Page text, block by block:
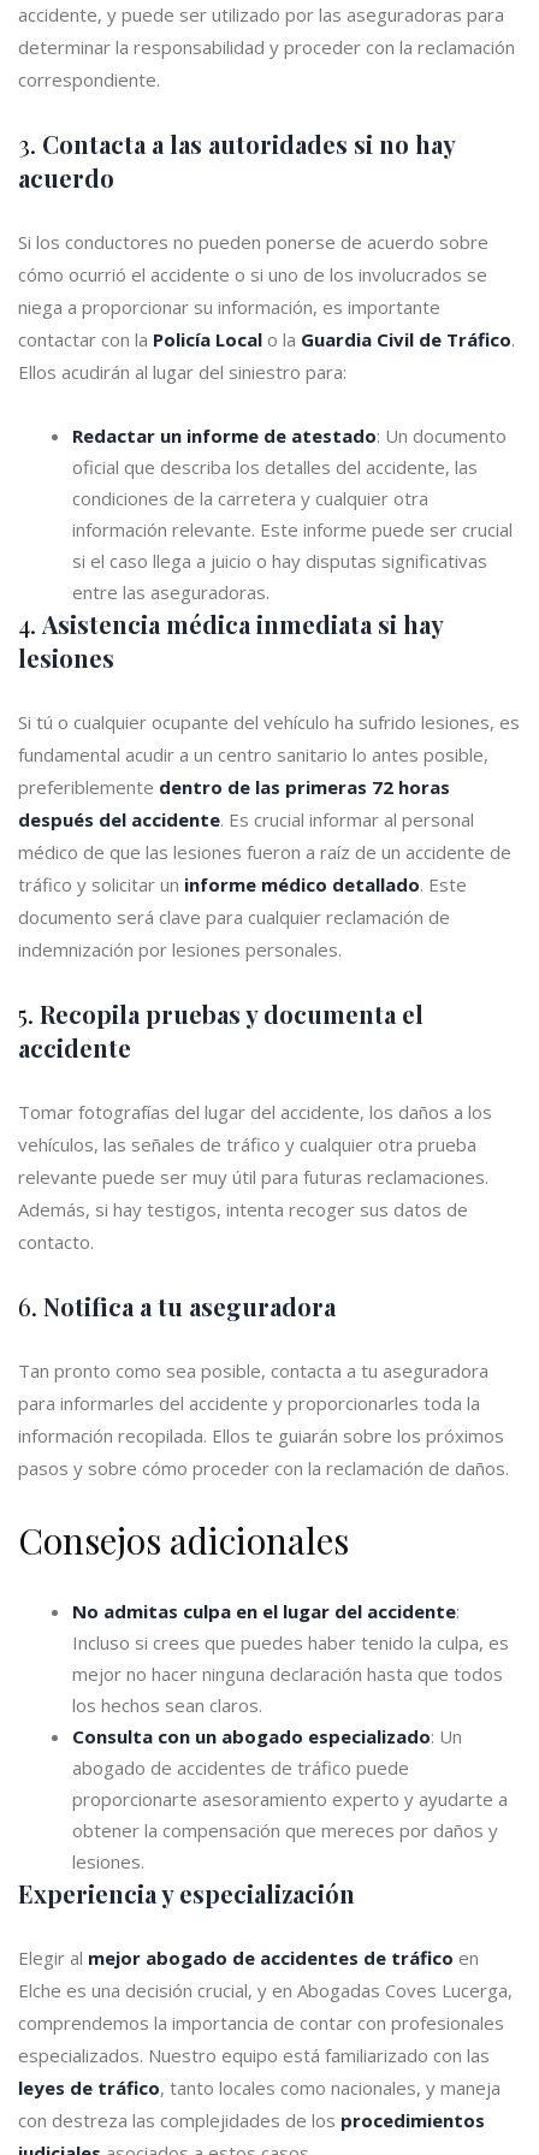
accidente, y puede ser utilizado por las aseguradoras para
determinar la responsabilidad y proceder con la reclamación
correspondiente.
3. Contacta a las autoridades si no hay
acuerdo
Si los conductores no pueden ponerse de acuerdo sobre
cómo ocurrió el accidente o si uno de los involucrados se
niega a proporcionar su información, es importante
contactar con la Policía Local o la Guardia Civil de Tráfico.
Ellos acudirán al lugar del siniestro para:
Redactar un informe de atestado: Un documento
oficial que describa los detalles del accidente, las
condiciones de la carretera y cualquier otra
información relevante. Este informe puede ser crucial
si el caso llega a juicio o hay disputas significativas
entre las aseguradoras.
4. Asistencia médica inmediata si hay
lesiones
Si tú o cualquier ocupante del vehículo ha sufrido lesiones, es
fundamental acudir a un centro sanitario lo antes posible,
preferiblemente dentro de las primeras 72 horas
después del accidente. Es crucial informar al personal
médico de que las lesiones fueron a raíz de un accidente de
tráfico y solicitar un informe médico detallado. Este
documento será clave para cualquier reclamación de
indemnización por lesiones personales.
5. Recopila pruebas y documenta el
accidente
Tomar fotografías del lugar del accidente, los daños a los
vehículos, las señales de tráfico y cualquier otra prueba
relevante puede ser muy útil para futuras reclamaciones.
Además, si hay testigos, intenta recoger sus datos de
contacto.
6. Notifica a tu aseguradora
Tan pronto como sea posible, contacta a tu aseguradora
para informarles del accidente y proporcionarles toda la
información recopilada. Ellos te guiarán sobre los próximos
pasos y sobre cómo proceder con la reclamación de daños.
Consejos adicionales
No admitas culpa en el lugar del accidente:
Incluso si crees que puedes haber tenido la culpa, es
mejor no hacer ninguna declaración hasta que todos
los hechos sean claros.
Consulta con un abogado especializado: Un
abogado de accidentes de tráfico puede
proporcionarte asesoramiento experto y ayudarte a
obtener la compensación que mereces por daños y
lesiones.
Experiencia y especialización
Elegir al mejor abogado de accidentes de tráfico en
Elche es una decisión crucial, y en Abogadas Coves Lucerga,
comprendemos la importancia de contar con profesionales
especializados. Nuestro equipo está familiarizado con las
leyes de tráfico, tanto locales como nacionales, y maneja
con destreza las complejidades de los procedimientos